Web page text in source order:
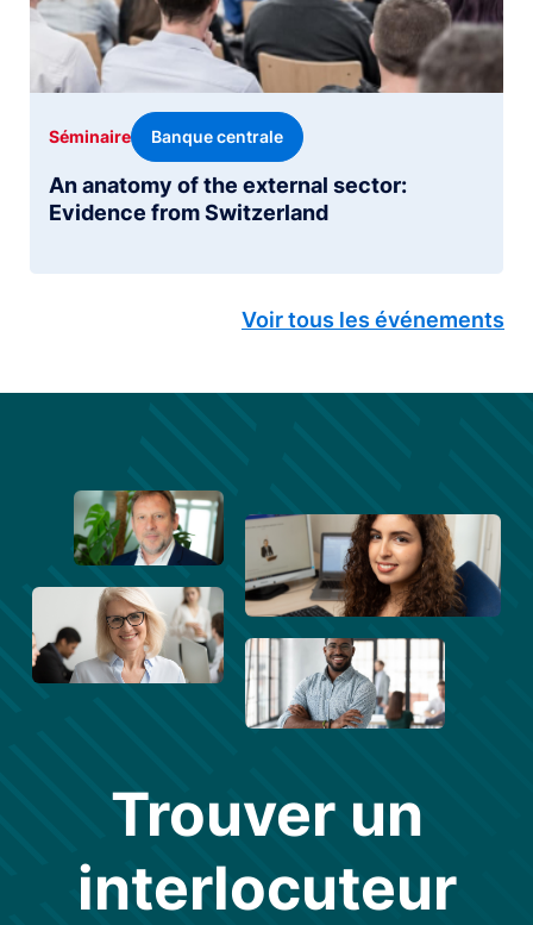
An anatomy of the external sector:
Evidence from Switzerland
Séminaire Banque centrale
Voir tous les événements
Trouver un
interlocuteur